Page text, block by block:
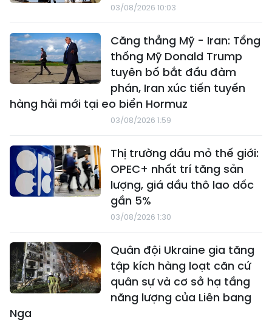
03/08/2026 10:03
Căng thẳng Mỹ - Iran: Tổng
thống Mỹ Donald Trump
tuyên bố bắt đầu đàm
phán, Iran xúc tiến tuyến
hàng hải mới tại eo biển Hormuz
03/08/2026 1:59
Thị trường dầu mỏ thế giới:
OPEC+ nhất trí tăng sản
lượng, giá dầu thô lao dốc
gần 5%
03/08/2026 1:30
Quân đội Ukraine gia tăng
tập kích hàng loạt căn cứ
quân sự và cơ sở hạ tầng
năng lượng của Liên bang
Nga